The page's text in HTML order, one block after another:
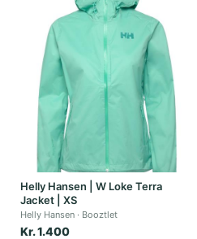
Helly Hansen | W Loke Terra
Jacket | XS
Helly Hansen Booztlet
Kr. 1.400